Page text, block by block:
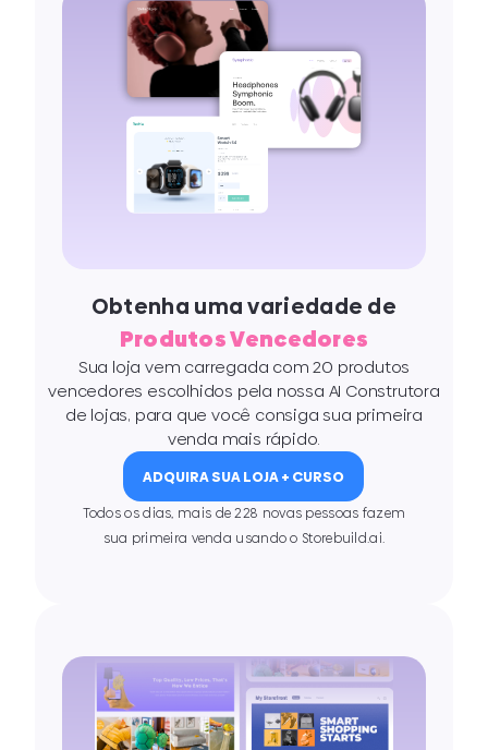
Obtenha uma variedade de
Produtos Vencedores
Sua loja vem carregada com 20 produtos
vencedores escolhidos pela nossa AI Construtora
de lojas, para que você consiga sua primeira
venda mais rápido.​
ADQUIRA SUA LOJA + CURSO
Todos os dias, mais de 228 novas pessoas fazem
sua primeira venda usando o Storebuild.ai.